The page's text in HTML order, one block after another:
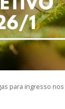
para ingresso